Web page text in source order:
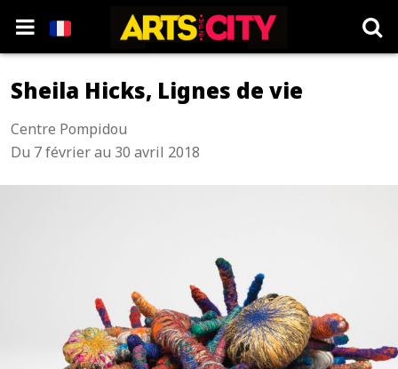
Sheila Hicks, Lignes de vie
Centre Pompidou
Du 7 février au 30 avril 2018